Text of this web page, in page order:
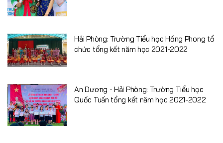
Hải Phòng: Trường Tiểu học Hồng Phong tổ
chức tổng kết năm học 2021-2022
An Dương - Hải Phòng: Trường Tiểu học
Quốc Tuấn tổng kết năm học 2021-2022